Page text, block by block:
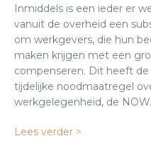
Inmiddels is een ieder er
vanuit de overheid een
om werkgevers, die hun
maken krijgen met een
compenseren. Dit heeft
tijdelijke noodmaatregel
werkgelegenheid, de
Lees verder >